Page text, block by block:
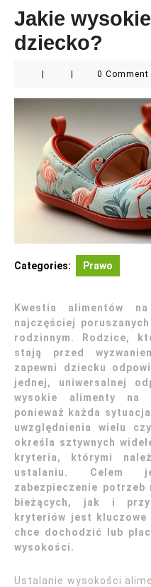
Jakie
dziecko?
0 Comment
Categories: Prawo
Kwestia alimentów
najczęściej
rodzinnym. Rodzice,
stają przed
zapewni dziecku
jednej, uniwersalnej
wysokie alimenty na
ponieważ każda
uwzględnienia wielu
określa sztywnych
kryteria, którymi
ustalaniu. Celem
zabezpieczenie potrzeb
bieżących, jak i
kryteriów jest
chce dochodzić lub
wysokości.
Ustalanie wysokości